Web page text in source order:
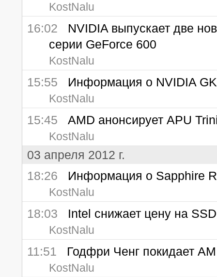
KostNalu
16:02 NVIDIA выпускает две
серии GeForce 600
KostNalu
15:55 Информация о NVIDIA
KostNalu
15:45 AMD анонсирует APU
KostNalu
03 апреля 2012 г.
18:26 Информация о Sapphire
KostNalu
18:03 Intel снижает цену на
KostNalu
11:51 Годфри Ченг покидает
KostNalu